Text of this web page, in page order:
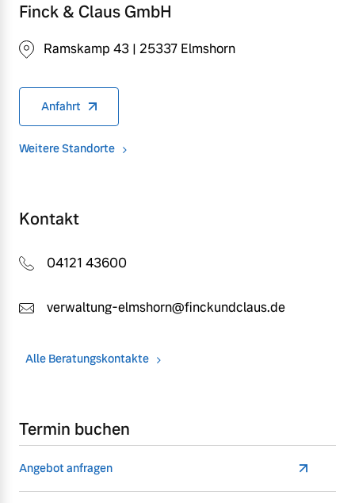
Finck & Claus GmbH
Ramskamp 43 | 25337 Elmshorn
Anfahrt
Weitere Standorte
Kontakt
04121 43600
verwaltung-elmshorn@finckundclaus.de
Alle Beratungskontakte
Termin buchen
Angebot anfragen